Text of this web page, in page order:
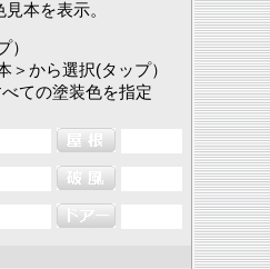
本を表示。
）
＞から選択(タップ）
ての塗装色を指定